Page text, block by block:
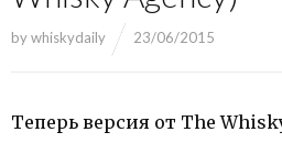
bywhiskydaily 23/06/2015
Теперь версия от The